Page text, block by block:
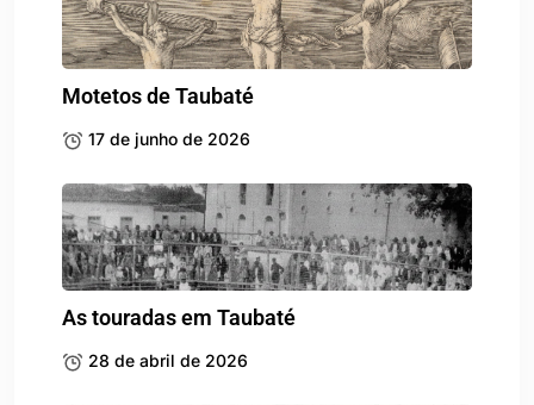
Motetos de Taubaté
17 de junho de 2026
As touradas em Taubaté
28 de abril de 2026